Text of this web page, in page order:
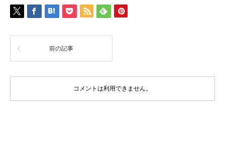
前の記事
コメントは利用できません。